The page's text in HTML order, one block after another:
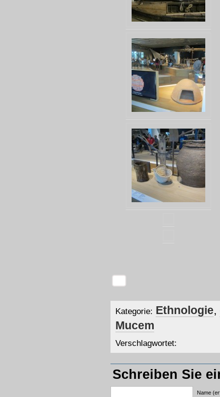
Kategorie: Ethnologie,
Mucem
Verschlagwortet:
Schreiben Sie
Name